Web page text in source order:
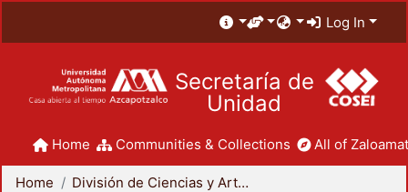
Log In
Secretaría de
Unidad
Home Communities & Collections All of
Home
División de Ciencias y Artes para el Diseño